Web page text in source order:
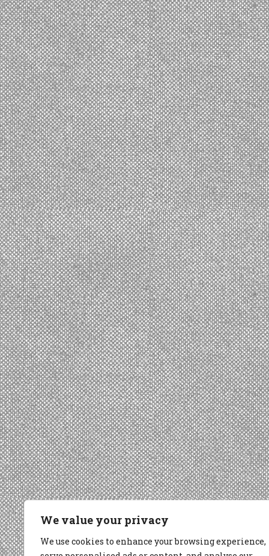
We value your privacy
We use cookies to enhance your browsing experience,